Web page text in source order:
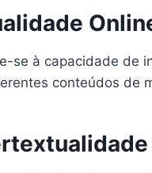
se à capacidade de
conteúdos de